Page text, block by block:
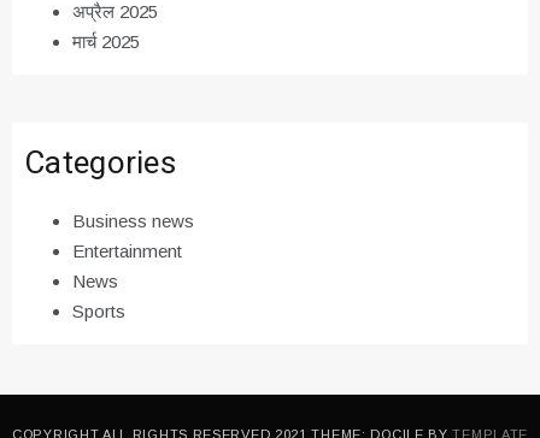
अप्रैल 2025
मार्च 2025
Categories
Business news
Entertainment
News
Sports
COPYRIGHT ALL RIGHTS RESERVED 2021 THEME: DOCILE BYTEMPLATE